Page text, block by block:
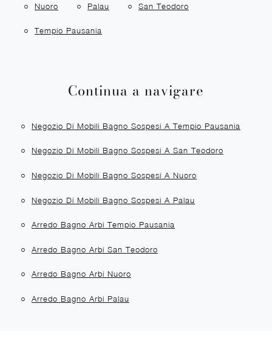
Nuoro Palau San Teodoro
Tempio Pausania
Continua a navigare
Negozio Di Mobili Bagno Sospesi A Tempio Pausania
Negozio Di Mobili Bagno Sospesi A San Teodoro
Negozio Di Mobili Bagno Sospesi A Nuoro
Negozio Di Mobili Bagno Sospesi A Palau
Arredo Bagno Arbi Tempio Pausania
Arredo Bagno Arbi San Teodoro
Arredo Bagno Arbi Nuoro
Arredo Bagno Arbi Palau